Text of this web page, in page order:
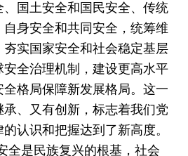
国土安全和国民安全、传统
身安全和共同安全，统筹维
实国家安全和社会稳定基层
全治理机制，建设更高水平
格局保障新发展格局。这一
、又有创新，标志着我们党
认识和把握达到了新高度。
全是民族复兴的根基，社会